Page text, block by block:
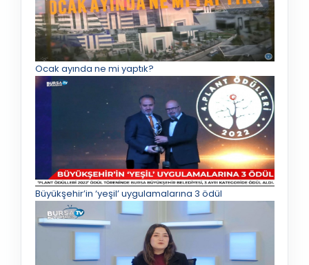
Ocak ayında ne mi yaptık?
Büyükşehir’in ‘yeşil’ uygulamalarına 3 ödül